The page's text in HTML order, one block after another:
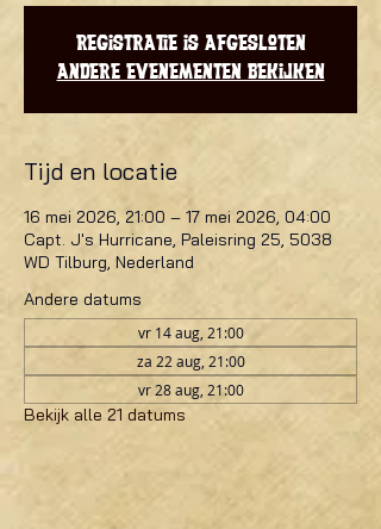
Registratie is afgesloten
Andere evenementen bekijken
Tijd en locatie
16 mei 2026, 21:00 – 17 mei 2026, 04:00
Capt. J's Hurricane, Paleisring 25, 5038
WD Tilburg, Nederland
Andere datums
vr 14 aug, 21:00
za 22 aug, 21:00
vr 28 aug, 21:00
Bekijk alle 21 datums